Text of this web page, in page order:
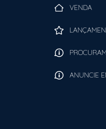
VENDA
ANUNCIE